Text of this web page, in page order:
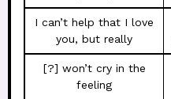
I can’t help that I love
you, but really
[?] won’t cry in the
feeling